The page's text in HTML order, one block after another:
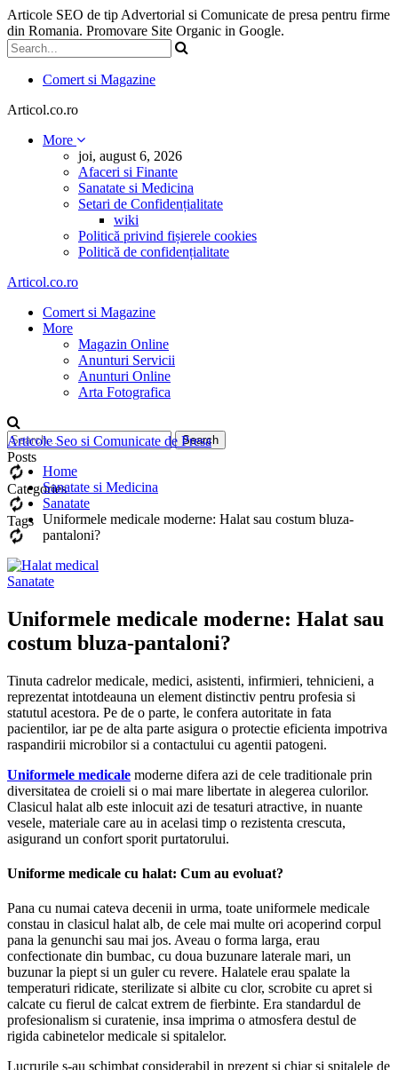
Articole SEO de tip Advertorial si Comunicate de presa pentru firme
din Romania. Promovare Site Organic in Google.
Comert si Magazine
Articol.co.ro
More
joi, august 6, 2026
Afaceri si Finante
Sanatate si Medicina
Setari de Confidențialitate
wiki
Politică privind fișierele cookies
Politică de confidențialitate
Articol.co.ro
Comert si Magazine
More
Magazin Online
Anunturi Servicii
Anunturi Online
Arta Fotografica
Posts
Categories
Tags
Articole Seo si Comunicate de Presa
Home
Sanatate si Medicina
Sanatate
Uniformele medicale moderne: Halat sau costum bluza-
pantaloni?
Sanatate
Uniformele medicale moderne: Halat sau
costum bluza-pantaloni?
Tinuta cadrelor medicale, medici, asistenti, infirmieri, tehnicieni, a
reprezentat intotdeauna un element distinctiv pentru profesia si
statutul acestora. Pe de o parte, le confera autoritate in fata
pacientilor, iar pe de alta parte asigura o protectie eficienta impotriva
raspandirii microbilor si a contactului cu agentii patogeni.
Uniformele medicale moderne difera azi de cele traditionale prin
diversitatea de croieli si o mai mare libertate in alegerea culorilor.
Clasicul halat alb este inlocuit azi de tesaturi atractive, in nuante
vesele, materiale care au in acelasi timp o rezistenta crescuta,
asigurand un confort sporit purtatorului.
Uniforme medicale cu halat: Cum au evoluat?
Pana cu numai cateva decenii in urma, toate uniformele medicale
constau in clasicul halat alb, de cele mai multe ori acoperind corpul
pana la genunchi sau mai jos. Aveau o forma larga, erau
confectionate din bumbac, cu doua buzunare laterale mari, un
buzunar la piept si un guler cu revere. Halatele erau spalate la
temperaturi ridicate, sterilizate si albite cu clor, scrobite cu apret si
calcate cu fierul de calcat extrem de fierbinte. Era standardul de
profesionalism si curatenie, insa imprima o atmosfera destul de
rigida cabinetelor medicale si spitalelor.
Lucrurile s-au schimbat considerabil in prezent si chiar si spitalele de